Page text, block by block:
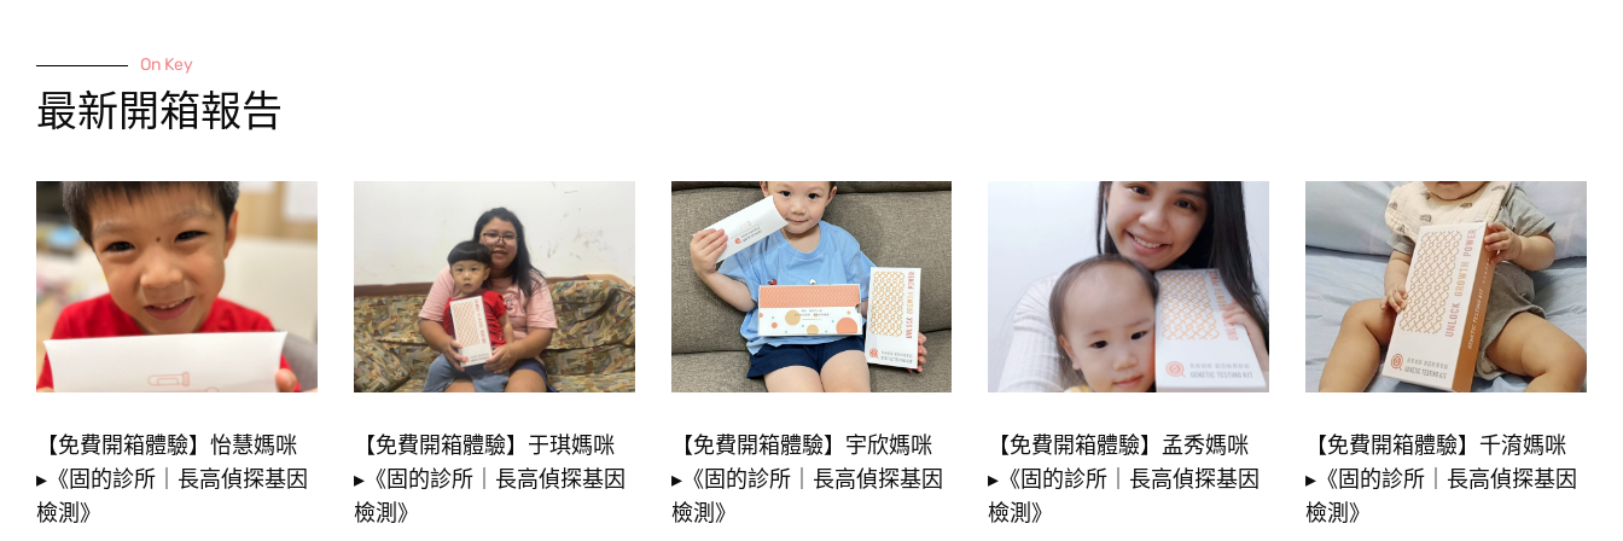
On Key
最新開箱報告
【免費開箱體驗】怡慧媽咪
▸《固的診所｜長高偵探基因
檢測》
【免費開箱體驗】于琪媽咪
▸《固的診所｜長高偵探基因
檢測》
【免費開箱體驗】宇欣媽咪
▸《固的診所｜長高偵探基因
檢測》
【免費開箱體驗】孟秀媽咪
▸《固的診所｜長高偵探基因
檢測》
【免費開箱體驗】千淯媽咪
▸《固的診所｜長高偵探基因
檢測》